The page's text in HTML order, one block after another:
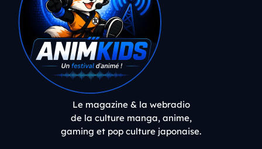
Le magazine & la webradio
de la culture manga, anime,
gaming et pop culture japonaise.